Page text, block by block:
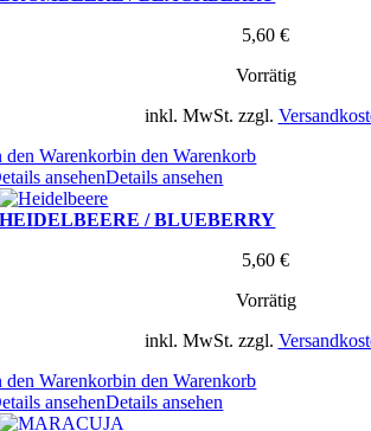
5,60 €
Vorrätig
inkl. MwSt. zzgl.
den Warenkorbin den Warenkorb
ansehenDetails ansehen
HEIDELBEERE / BLUEBERRY
5,60 €
Vorrätig
inkl. MwSt. zzgl.
den Warenkorbin den Warenkorb
ansehenDetails ansehen